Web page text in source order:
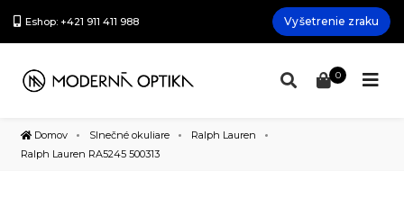
Eshop: +421 911 411 988 Vyšetrenie zraku
0
Domov Slnečné okuliare
Ralph Lauren
Ralph Lauren RA5245 500313